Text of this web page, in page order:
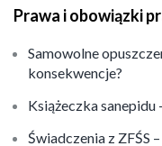
Prawa i obowiązki
Samowolne
konsekwencje?
Książeczka sanepidu
Świadczenia z ZFŚS